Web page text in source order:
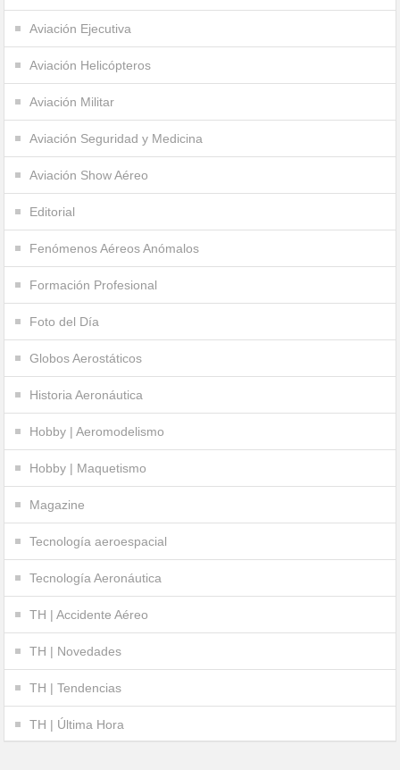
Aviación Ejecutiva
Aviación Helicópteros
Aviación Militar
Aviación Seguridad y Medicina
Aviación Show Aéreo
Editorial
Fenómenos Aéreos Anómalos
Formación Profesional
Foto del Día
Globos Aerostáticos
Historia Aeronáutica
Hobby | Aeromodelismo
Hobby | Maquetismo
Magazine
Tecnología aeroespacial
Tecnología Aeronáutica
TH | Accidente Aéreo
TH | Novedades
TH | Tendencias
TH | Última Hora